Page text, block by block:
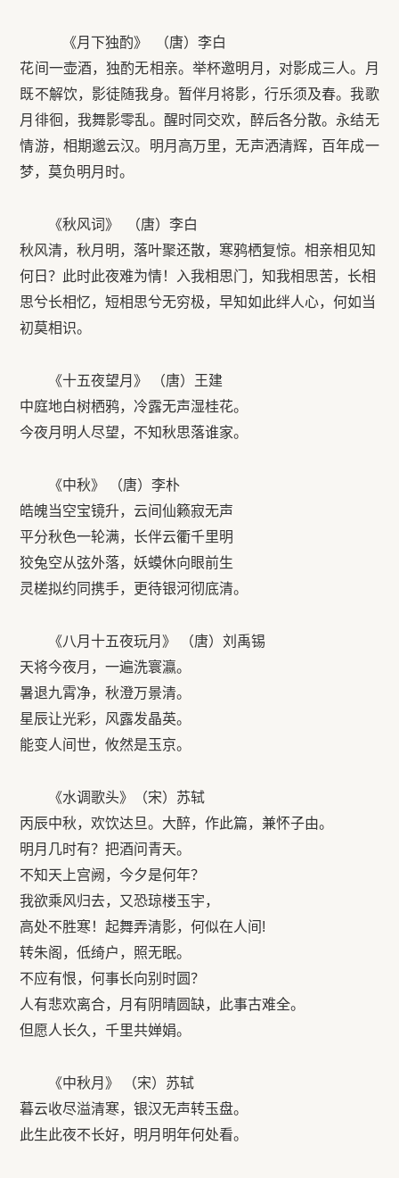
《月下独酌》 （唐）李白
花间一壶酒，独酌无相亲。举杯邀明月，对影成三人。月
既不解饮，影徒随我身。暂伴月将影，行乐须及春。我歌
月徘徊，我舞影零乱。醒时同交欢，醉后各分散。永结无
情游，相期邈云汉。明月高万里，无声洒清辉，百年成一
梦，莫负明月时。
《秋风词》 （唐）李白
秋风清，秋月明，落叶聚还散，寒鸦栖复惊。相亲相见知
何日？此时此夜难为情！入我相思门，知我相思苦，长相
思兮长相忆，短相思兮无穷极，早知如此绊人心，何如当
初莫相识。
《十五夜望月》 （唐）王建
中庭地白树栖鸦，冷露无声湿桂花。
今夜月明人尽望，不知秋思落谁家。
《中秋》 （唐）李朴
皓魄当空宝镜升，云间仙籁寂无声
平分秋色一轮满，长伴云衢千里明
狡兔空从弦外落，妖蟆休向眼前生
灵槎拟约同携手，更待银河彻底清。
《八月十五夜玩月》 （唐）刘禹锡
天将今夜月，一遍洗寰瀛。
暑退九霄净，秋澄万景清。
星辰让光彩，风露发晶英。
能变人间世，攸然是玉京。
《水调歌头》（宋）苏轼
丙辰中秋，欢饮达旦。大醉，作此篇，兼怀子由。
明月几时有？把酒问青天。
不知天上宫阙，今夕是何年？
我欲乘风归去，又恐琼楼玉宇，
高处不胜寒！起舞弄清影，何似在人间!
转朱阁，低绮户，照无眠。
不应有恨，何事长向别时圆？
人有悲欢离合，月有阴晴圆缺，此事古难全。
但愿人长久，千里共婵娟。
《中秋月》 （宋）苏轼
暮云收尽溢清寒，银汉无声转玉盘。
此生此夜不长好，明月明年何处看。